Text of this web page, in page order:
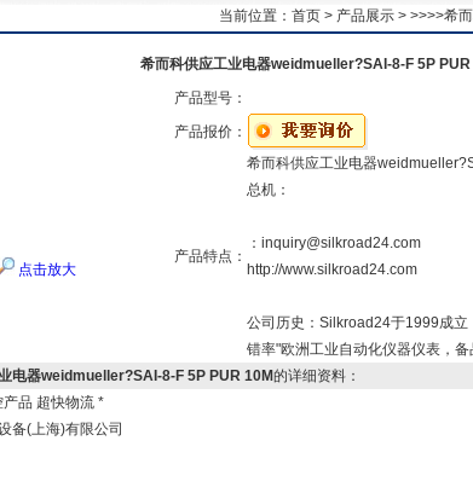
当前位置： 首页 > 产品展示 > >>>>希
希而科供应工业电器weidmueller?SAI-8-F 5P PUR
点击放大
产品型号：
产品报价：
产品特点：
希而科供应工业电器
总机：
：inquiry@silkroad24.com
http://www.silkroad24.com
公司历史：Silkroad24于1999成立
错率"欧洲工业自动化仪器仪表，备
电器weidmueller?SAI-8-F 5P PUR 10M的详细资料：
产品 超快物流 *
备(上海)有限公司